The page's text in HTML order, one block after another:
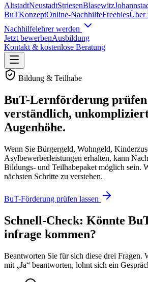
AltstadtNeustadtStriesenBlasewitz
BuTKonzeptOnline-NachhilfeFreebiesÜber
Nachhilfelehrer werden
Jetzt bewerbenAusbildung
Kontakt & kostenlose Beratung
Bildung & Teilhabe
BuT-Lernförderung prüfen
verständlich,
Augenhöhe.
Wenn Sie Bürgergeld, Wohngeld,
Asylbewerberleistungen erhalten, kann
Bildungs- und Teilhabepaket möglich sein.
nächsten Schritte zu verstehen.
BuT-Förderung prüfen lassen
Schnell-Check: Könnte
infrage kommen?
Beantworten Sie für sich diese drei Fragen.
mit „Ja“ beantworten, lohnt sich ein